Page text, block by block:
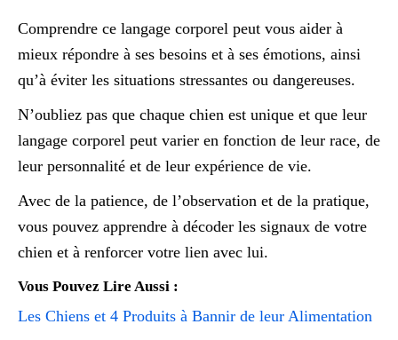
Comprendre ce langage corporel peut vous aider à
mieux répondre à ses besoins et à ses émotions, ainsi
qu’à éviter les situations stressantes ou dangereuses.
N’oubliez pas que chaque chien est unique et que leur
langage corporel peut varier en fonction de leur race, de
leur personnalité et de leur expérience de vie.
Avec de la patience, de l’observation et de la pratique,
vous pouvez apprendre à décoder les signaux de votre
chien et à renforcer votre lien avec lui.
Vous Pouvez Lire Aussi :
Les Chiens et 4 Produits à Bannir de leur Alimentation